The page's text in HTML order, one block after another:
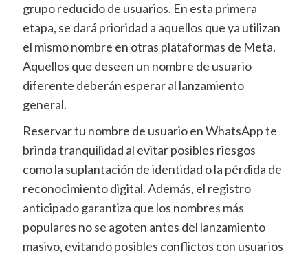
grupo reducido de usuarios. En esta primera
etapa, se dará prioridad a aquellos que ya utilizan
el mismo nombre en otras plataformas de Meta.
Aquellos que deseen un nombre de usuario
diferente deberán esperar al lanzamiento
general.
Reservar tu nombre de usuario en WhatsApp te
brinda tranquilidad al evitar posibles riesgos
como la suplantación de identidad o la pérdida de
reconocimiento digital. Además, el registro
anticipado garantiza que los nombres más
populares no se agoten antes del lanzamiento
masivo, evitando posibles conflictos con usuarios